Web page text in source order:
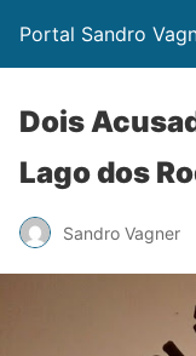
Portal Sandro
Dois
Lago dos
Sandro Vagner